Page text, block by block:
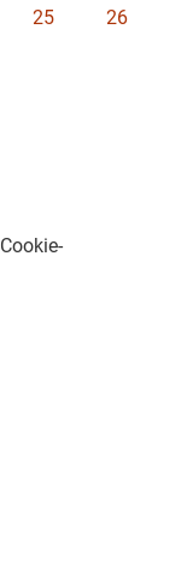
25
26
Cookie-